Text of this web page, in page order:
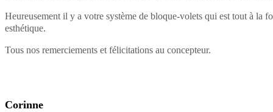
Heureusement il y a votre système de bloque-volets qui est tout à la
esthétique.
Tous nos remerciements et félicitations au concepteur.
Corinne